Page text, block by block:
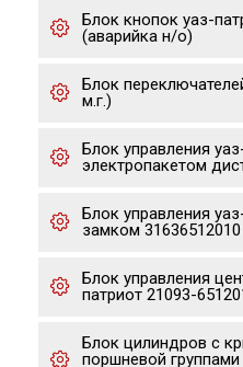
Блок кнопок уаз-
(аварийка н/о)
Блок
м.г.)
Блок управления
электропакетом
Блок управления
замком 31636512010
Блок управления
патриот 21093-
Блок цилиндров с
поршневой